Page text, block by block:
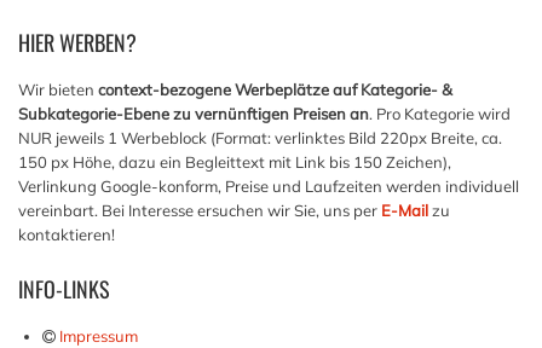
HIERWERBEN?
Wir bieten context-bezogene Werbeplätze auf Kategorie- &
Subkategorie-Ebene zu vernünftigen Preisen an. Pro Kategorie wird
NUR jeweils 1 Werbeblock (Format: verlinktes Bild 220px Breite, ca.
150 px Höhe, dazu ein Begleittext mit Link bis 150 Zeichen),
Verlinkung Google-konform, Preise und Laufzeiten werden individuell
vereinbart. Bei Interesse ersuchen wir Sie, uns per E-Mailzu
kontaktieren!
INFO-LINKS
Impressum